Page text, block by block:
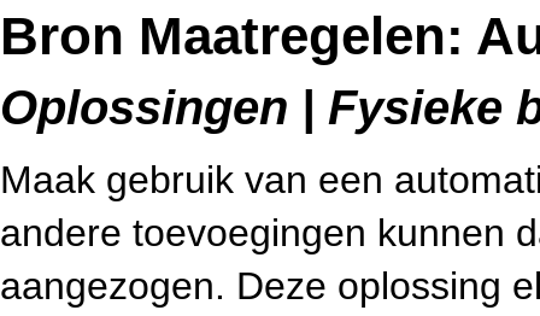
Bron Maatregelen:
Oplossingen | Fysieke
Maak gebruik van een
andere toevoegingen kunnen
aangezogen. Deze oplossing